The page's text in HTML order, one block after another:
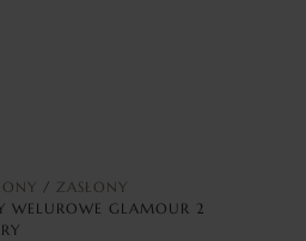
/ ZASŁONY
WELUROWE GLAMOUR 2